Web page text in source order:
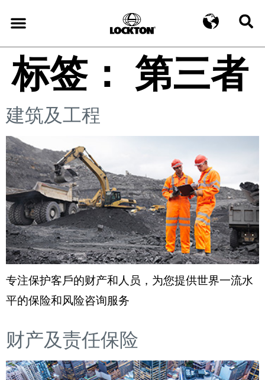
标签： 第三者
建筑及工程
专注保护客戶的财产和人员，为您提供世界一流水
平的保险和风险咨询服务
财产及责任保险